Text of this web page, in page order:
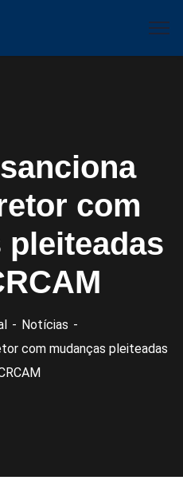
com
pleiteadas
Notícias
com mudanças pleiteadas